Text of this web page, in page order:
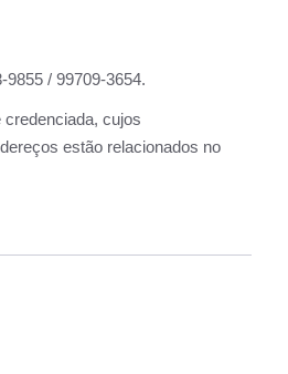
9855 / 99709-3654.
cujos
estão relacionados no